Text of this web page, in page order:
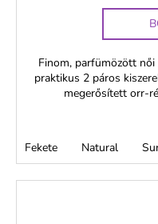
Finom, parfümözött
praktikus 2 páros
megerősített orr-
Fekete Natural